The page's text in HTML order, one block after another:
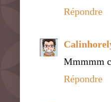
Répondre
Mmmmm
Répondre